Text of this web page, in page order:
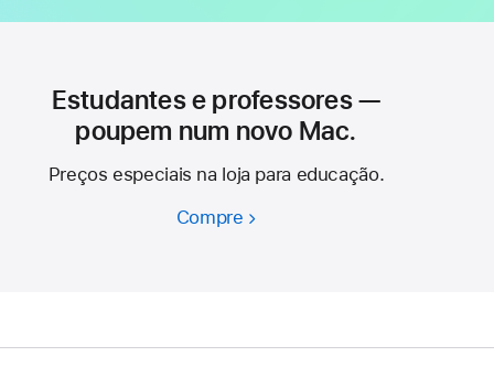
Estudantes e professores —
poupem num novo Mac.
Preços especiais na loja para educação.
Compre Estudantes
num